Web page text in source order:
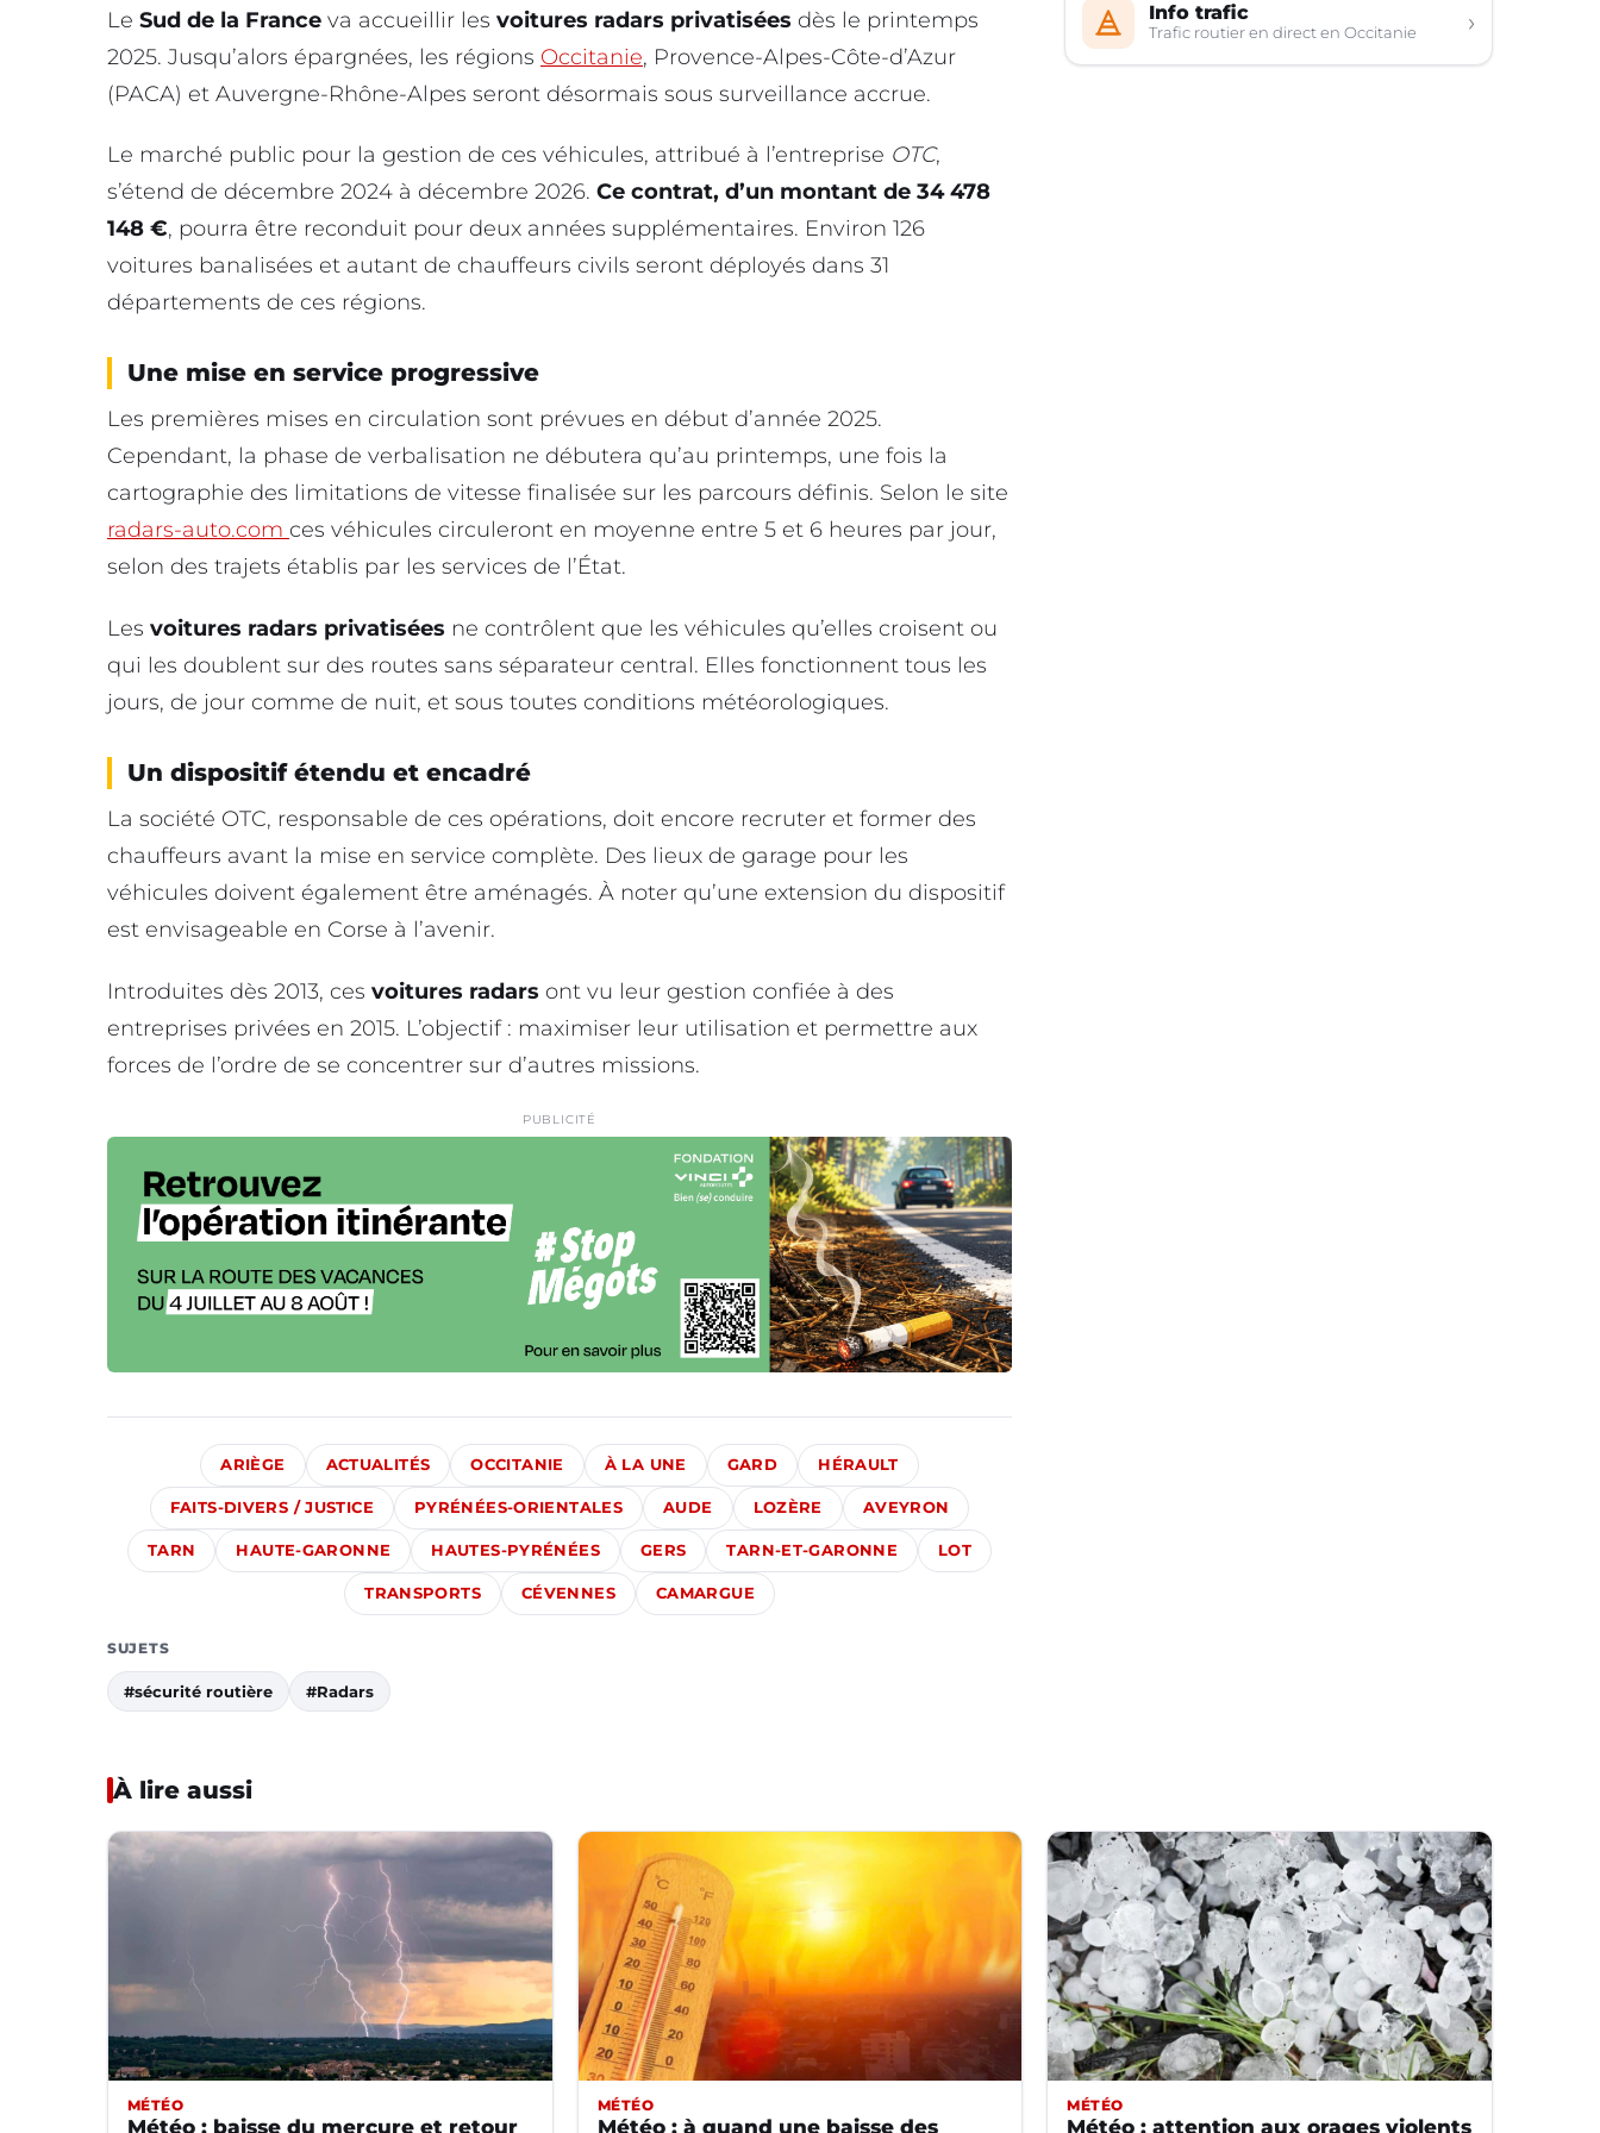
Le Sud de la France va accueillir les voitures radars privatisées dès le printemps
2025. Jusqu’alors épargnées, les régions Occitanie, Provence-Alpes-Côte-d’Azur
(PACA) et Auvergne-Rhône-Alpes seront désormais sous surveillance accrue.
Le marché public pour la gestion de ces véhicules, attribué à l’entreprise OTC,
s’étend de décembre 2024 à décembre 2026. Ce contrat, d’un montant de 34 478
148 €, pourra être reconduit pour deux années supplémentaires. Environ 126
voitures banalisées et autant de chauffeurs civils seront déployés dans 31
départements de ces régions.
Une mise en service progressive
Les premières mises en circulation sont prévues en début d’année 2025.
Cependant, la phase de verbalisation ne débutera qu’au printemps, une fois la
cartographie des limitations de vitesse finalisée sur les parcours définis. Selon le site
radars-auto.com ces véhicules circuleront en moyenne entre 5 et 6 heures par jour,
selon des trajets établis par les services de l’État.
Les voitures radars privatisées ne contrôlent que les véhicules qu’elles croisent ou
qui les doublent sur des routes sans séparateur central. Elles fonctionnent tous les
jours, de jour comme de nuit, et sous toutes conditions météorologiques.
Un dispositif étendu et encadré
La société OTC, responsable de ces opérations, doit encore recruter et former des
chauffeurs avant la mise en service complète. Des lieux de garage pour les
véhicules doivent également être aménagés. À noter qu’une extension du dispositif
est envisageable en Corse à l’avenir.
Introduites dès 2013, ces voitures radars ont vu leur gestion confiée à des
entreprises privées en 2015. L’objectif : maximiser leur utilisation et permettre aux
forces de l’ordre de se concentrer sur d’autres missions.
PUBLICITÉ
ARIÈGE ACTUALITÉS OCCITANIE À LA UNE GARD HÉRAULT
FAITS-DIVERS / JUSTICE PYRÉNÉES-ORIENTALES AUDE LOZÈRE AVEYRON
TARN HAUTE-GARONNE HAUTES-PYRÉNÉES GERS TARN-ET-GARONNE LOT
TRANSPORTS CÉVENNES CAMARGUE
SUJETS
#sécurité routière #Radars
Info trafic
Trafic routier en direct en Occitanie ›
À lire aussi
MÉTÉO
Météo : baisse du mercure et retour
MÉTÉO
Météo : à quand une baisse des
MÉTÉO
Météo : attention aux orages violents